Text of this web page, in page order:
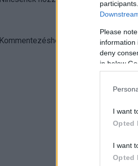
Please
information
deny
in below
I want
Opted
I want
Opted
Kommentezéshez , vagy